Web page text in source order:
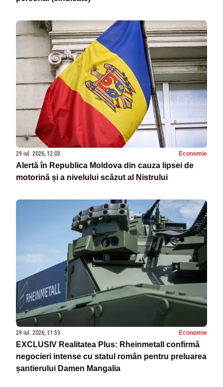
29 iul. 2026, 12:03 Economie
Alertă în Republica Moldova din cauza lipsei de
motorină și a nivelului scăzut al Nistrului
29 iul. 2026, 11:53 Economie
EXCLUSIV Realitatea Plus: Rheinmetall confirmă
negocieri intense cu statul român pentru preluarea
șantierului Damen Mangalia